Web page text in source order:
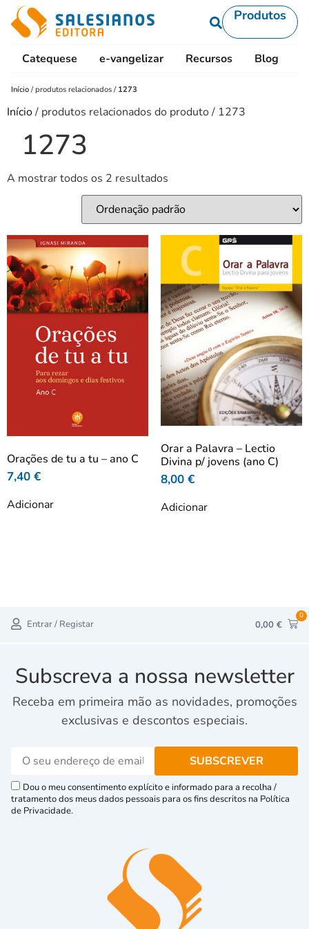
Produtos
Catequese e-vangelizar Recursos Blog
Início /produtos relacionados / 1273
Início/ produtos relacionados do produto / 1273
1273
A mostrar todos os 2 resultados
Orações de tu a tu – ano C
7,40 €
Adicionar
Orar a Palavra – Lectio
Divina p/ jovens (ano C)
8,00 €
Adicionar
Entrar / Registar 0,00 €
0
Subscreva a nossa newsletter
Receba em primeira mão as novidades, promoções
exclusivas e descontos especiais.
Dou o meu consentimento explícito e informado para a recolha /
tratamento dos meus dados pessoais para os fins descritos na Política
de Privacidade.